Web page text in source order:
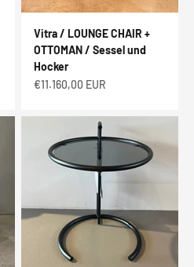
Vitra / LOUNGE CHAIR +
OTTOMAN / Sessel und
Hocker
Angebot
€11.160,00 EUR